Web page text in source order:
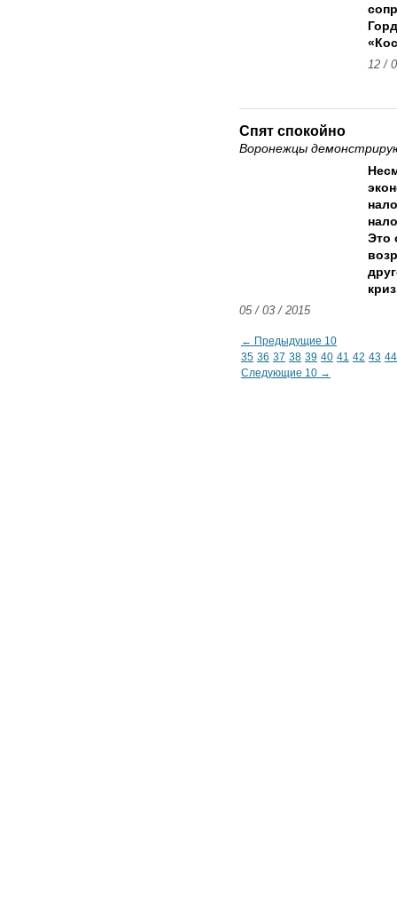
12 /
Спят спокойно
Воронежцы
Это
05 / 03 / 2015
← Предыдущие 10
35 36 37 38 39 40 41 42 43 44
Следующие 10 →